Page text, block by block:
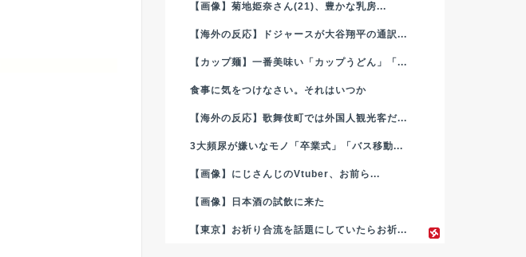
【画像】菊地姫奈さん(21)、豊かな乳房...
【海外の反応】ドジャースが大谷翔平の通訳...
【カップ麺】一番美味い「カップうどん」「...
食事に気をつけなさい。それはいつか
【海外の反応】歌舞伎町では外国人観光客だ...
3大頻尿が嫌いなモノ「卒業式」「バス移動...
【画像】にじさんじのVtuber、お前ら...
【画像】日本酒の試飲に来た
【東京】お祈り合流を話題にしていたらお祈...